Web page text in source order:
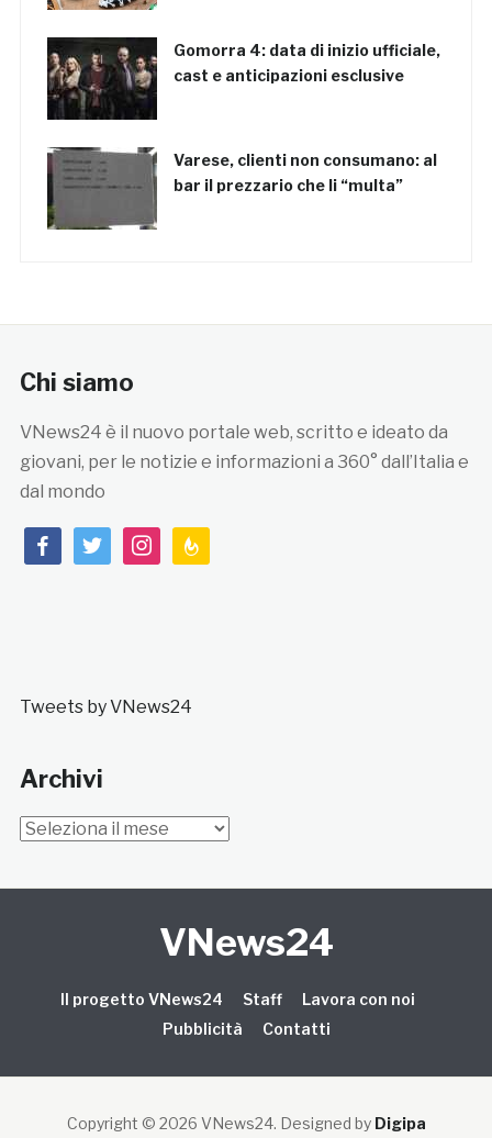
Gomorra 4: data di inizio ufficiale,
cast e anticipazioni esclusive
Varese, clienti non consumano: al
bar il prezzario che li “multa”
Chi siamo
VNews24 è il nuovo portale web, scritto e ideato da
giovani, per le notizie e informazioni a 360° dall’Italia e
dal mondo
facebooktwitterinstagramfeedburner
Tweets by VNews24
Archivi
Archivi
VNews24
Il progetto VNews24 Staff
Lavora con noi
Pubblicità
Contatti
Copyright © 2026 VNews24. Designed by Digipa